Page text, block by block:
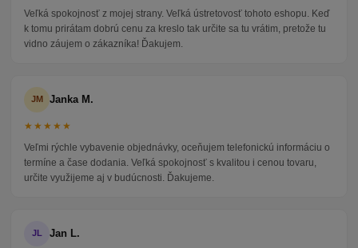
Veľká spokojnosť z mojej strany. Veľká ústretovosť tohoto eshopu. Keď
k tomu prirátam dobrú cenu za kreslo tak určite sa tu vrátim, pretože tu
vidno záujem o zákazníka! Ďakujem.
JM Janka M.
★★★★★
Veľmi rýchle vybavenie objednávky, oceňujem telefonickú informáciu o
termíne a čase dodania. Veľká spokojnosť s kvalitou i cenou tovaru,
určite využijeme aj v budúcnosti. Ďakujeme.
JL Jan L.